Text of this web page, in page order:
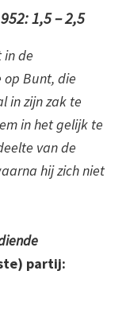
1,5 – 2,5
in de
Bunt, die
in zijn zak te
in het gelijk te
van de
hij zich niet
partij: